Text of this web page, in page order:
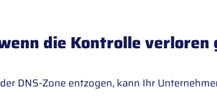
die Kontrolle verloren
DNS-Zone entzogen, kann Ihr